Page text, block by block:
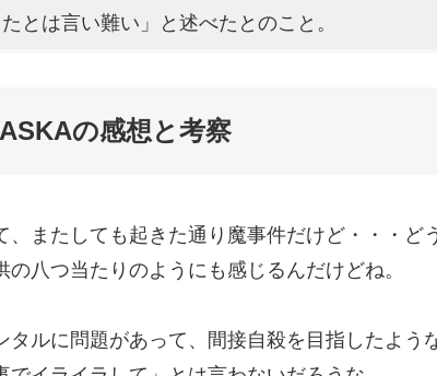
とは言い難い」と述べたとのこと。
ASKAの感想と考察
、またしても起きた通り魔事件だけど・・・ど
の八つ当たりのようにも感じるんだけどね。
タルに問題があって、間接自殺を目指したよ